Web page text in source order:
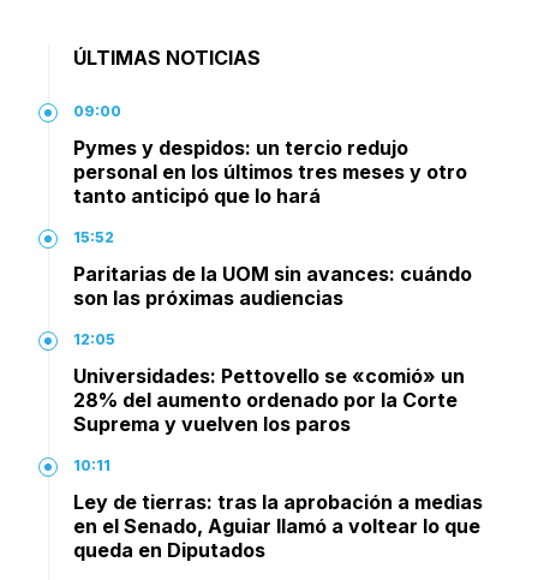
ÚLTIMAS NOTICIAS
09:00
Pymes y despidos: un tercio redujo
personal en los últimos tres meses y otro
tanto anticipó que lo hará
15:52
Paritarias de la UOM sin avances: cuándo
son las próximas audiencias
12:05
Universidades: Pettovello se «comió» un
28% del aumento ordenado por la Corte
Suprema y vuelven los paros
10:11
Ley de tierras: tras la aprobación a medias
en el Senado, Aguiar llamó a voltear lo que
queda en Diputados